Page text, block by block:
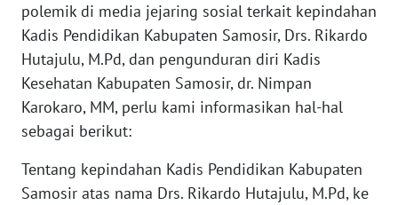
polemik di media jejaring sosial terkait kepindahan
Kadis Pendidikan Kabupaten Samosir, Drs. Rikardo
Hutajulu, M.Pd, dan pengunduran diri Kadis
Kesehatan Kabupaten Samosir, dr. Nimpan
Karokaro, MM, perlu kami informasikan hal-hal
sebagai berikut:
Tentang kepindahan Kadis Pendidikan Kabupaten
Samosir atas nama Drs. Rikardo Hutajulu, M.Pd, ke
WN
PAPUA
WN
RIAU
SERAMBI